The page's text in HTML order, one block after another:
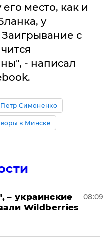
место, как и
у
с
- написал
Петр Симоненко
в Минске
– украинские
Wildberries
08:09